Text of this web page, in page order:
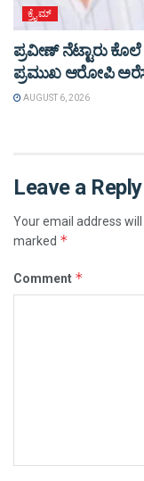
ಕ್ರೈಮ್
ಪ್ರವೀಣ್ ನೆಟ್ಟಾರು
ಪ್ರಮುಖ ಆರೋಪಿ
AUGUST 6, 2026
Leave a Reply
Your email address will
marked *
Comment *